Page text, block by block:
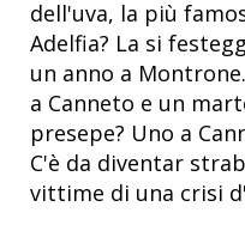
dell'uva, la più
Adelfia? La si
un anno a
a Canneto e un
presepe? Uno a
C'è da diventar
vittime di una crisi